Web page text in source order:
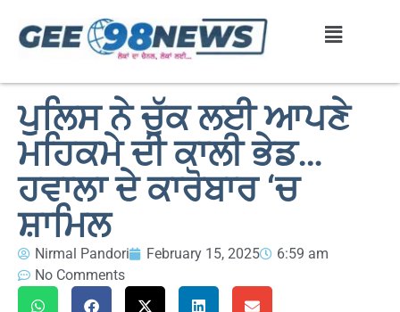
ਪੁਲਿਸ ਨੇ ਚੁੱਕ ਲਈ ਆਪਣੇ
ਮਹਿਕਮੇ ਦੀ ਕਾਲੀ ਭੇਡ…
ਹਵਾਲਾ ਦੇ ਕਾਰੋਬਾਰ ‘ਚ
ਸ਼ਾਮਿਲ
Nirmal Pandori February 15, 2025
6:59 am
No Comments